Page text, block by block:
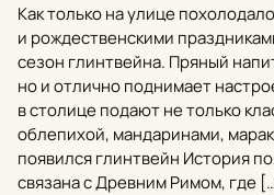
Как только на улице
и рождественскими
сезон глинтвейна. Пряный
но и отлично поднимает
в столице подают не только
облепихой, мандаринами,
появился глинтвейн История
связана с Древним Римом, где